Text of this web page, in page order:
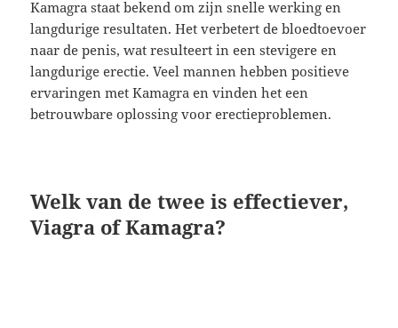
Kamagra staat bekend om zijn snelle werking en
langdurige resultaten. Het verbetert de bloedtoevoer
naar de penis, wat resulteert in een stevigere en
langdurige erectie. Veel mannen hebben positieve
ervaringen met Kamagra en vinden het een
betrouwbare oplossing voor erectieproblemen.
Welk van de twee is effectiever,
Viagra of Kamagra?